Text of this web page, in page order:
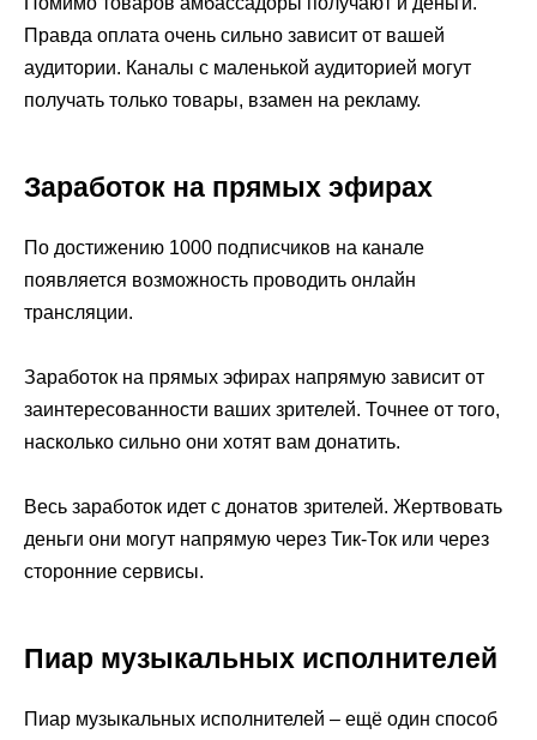
Правда оплата очень сильно зависит от вашей
аудитории. Каналы с маленькой аудиторией могут
получать только товары, взамен на рекламу.
Заработок на прямых эфирах
По достижению 1000 подписчиков на канале
появляется возможность проводить онлайн
трансляции.
Заработок на прямых эфирах напрямую зависит от
заинтересованности ваших зрителей. Точнее от того,
насколько сильно они хотят вам донатить.
Весь заработок идет с донатов зрителей. Жертвовать
деньги они могут напрямую через Тик-Ток или через
сторонние сервисы.
Пиар музыкальных исполнителей
Пиар музыкальных исполнителей – ещё один способ